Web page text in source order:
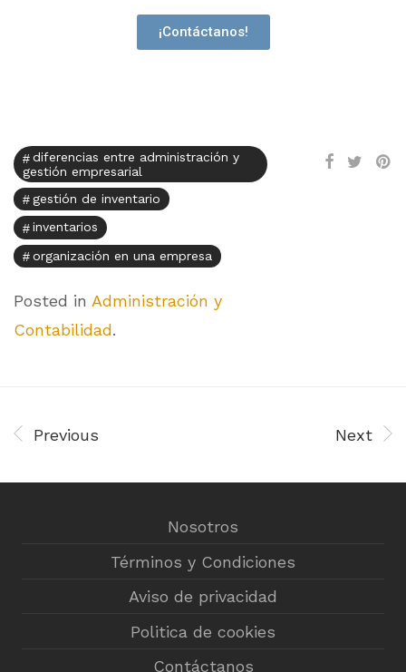
¡Contáctanos!
diferencias entre administración y
gestión empresarial
gestión de inventario
inventarios
organización en una empresa
Posted in Administración y
Contabilidad.
Previous Next
Nosotros
Términos y Condiciones
Aviso de privacidad
Politica de cookies
Contáctanos